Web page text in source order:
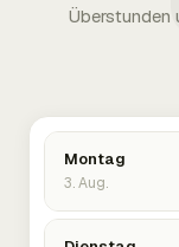
Überstunden
Montag
3. Aug.